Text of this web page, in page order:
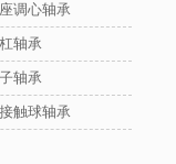
调心轴承
轴承
轴承
触球轴承